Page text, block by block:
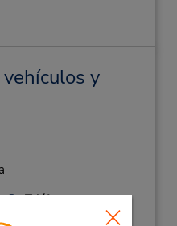
y
Teléfono: